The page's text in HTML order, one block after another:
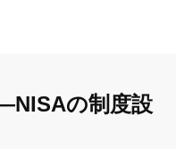
の制度設